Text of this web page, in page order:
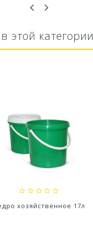
компоста 60гр
этой категории
хозяйственное 17л